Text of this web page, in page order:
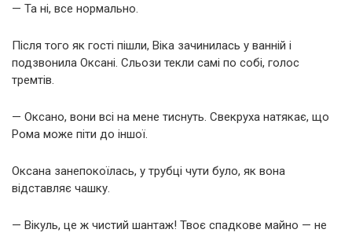
— Та ні, все нормально.
Після того як гості пішли, Віка зачинилась у ванній і
подзвонила Оксані. Сльози текли самі по собі, голос
тремтів.
— Оксано, вони всі на мене тиснуть. Свекруха натякає, що
Рома може піти до іншої.
Оксана занепокоїлась, у трубці чути було, як вона
відставляє чашку.
— Вікуль, це ж чистий шантаж! Твоє спадкове майно — не